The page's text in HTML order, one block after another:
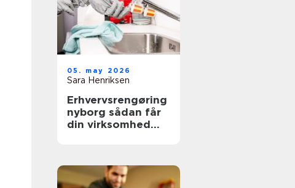
05. may 2026
Sara Henriksen
Erhvervsrengøring
nyborg sådan får
din virksomhed